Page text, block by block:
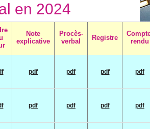
RDV
en 2024
Note
explicative
Procès-
verbal
Registre
rendu
pdf pdf pdf pdf
pdf pdf pdf pdf